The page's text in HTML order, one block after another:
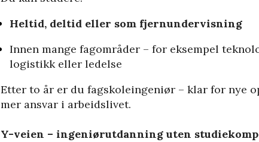
jobb
etter
fagbrev
Heltid, deltid eller som fjernundervisning
Innen mange fagområder – for eksempel
logistikk eller ledelse
Etter to år er du fagskoleingeniør – klar for nye
mer ansvar i arbeidslivet.
Y-veien – ingeniørutdanning uten